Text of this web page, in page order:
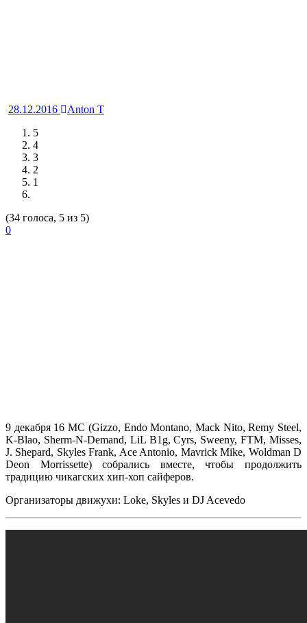
28.12.2016
Anton T
5
4
3
2
1
(34 голоса, 5 из 5)
0
9 декабря 16 МС (Gizzo, Endo Montano, Mack Nito, Remy Steel,
K-Blao, Sherm-N-Demand, LiL B1g, Cyrs, Sweeny, FTM, Misses,
J. Shepard, Skyles Frank, Ace Antonio, Mavrick Mike, Woldman D
Deon Morrissette) собрались вместе, чтобы продолжить
традицию чикагских хип-хоп сайферов.
Организаторы движухи: Loke, Skyles и DJ Acevedo